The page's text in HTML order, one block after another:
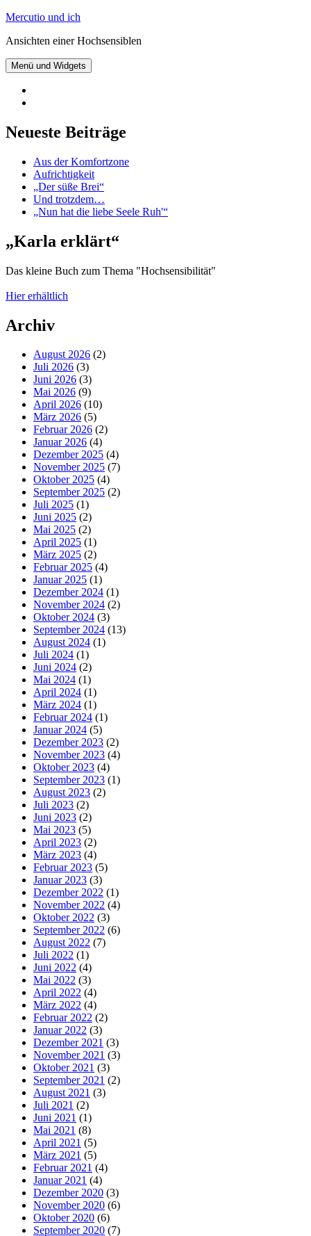
Zum
springen
Mercutio und ich
Ansichten einer Hochsensiblen
Menü und Widgets
Neueste Beiträge
Aus der Komfortzone
Aufrichtigkeit
„Der süße Brei“
Und trotzdem…
„Nun hat die liebe Seele Ruh'“
„Karla erklärt“
Das kleine Buch zum Thema "Hochsensibilität"
Hier erhältlich
Archiv
August 2026 (2)
Juli 2026 (3)
Juni 2026 (3)
Mai 2026 (9)
April 2026 (10)
März 2026 (5)
Februar 2026 (2)
Januar 2026 (4)
Dezember 2025 (4)
November 2025 (7)
Oktober 2025 (4)
September 2025 (2)
Juli 2025 (1)
Juni 2025 (2)
Mai 2025 (2)
April 2025 (1)
März 2025 (2)
Februar 2025 (4)
Januar 2025 (1)
Dezember 2024 (1)
November 2024 (2)
Oktober 2024 (3)
September 2024 (13)
August 2024 (1)
Juli 2024 (1)
Juni 2024 (2)
Mai 2024 (1)
April 2024 (1)
März 2024 (1)
Februar 2024 (1)
Januar 2024 (5)
Dezember 2023 (2)
November 2023 (4)
Oktober 2023 (4)
September 2023 (1)
August 2023 (2)
Juli 2023 (2)
Juni 2023 (2)
Mai 2023 (5)
April 2023 (2)
März 2023 (4)
Februar 2023 (5)
Januar 2023 (3)
Dezember 2022 (1)
November 2022 (4)
Oktober 2022 (3)
September 2022 (6)
August 2022 (7)
Juli 2022 (1)
Juni 2022 (4)
Mai 2022 (3)
April 2022 (4)
März 2022 (4)
Februar 2022 (2)
Januar 2022 (3)
Dezember 2021 (3)
November 2021 (3)
Oktober 2021 (3)
September 2021 (2)
August 2021 (3)
Juli 2021 (2)
Juni 2021 (1)
Mai 2021 (8)
April 2021 (5)
März 2021 (5)
Februar 2021 (4)
Januar 2021 (4)
Dezember 2020 (3)
November 2020 (6)
Oktober 2020 (6)
September 2020 (7)